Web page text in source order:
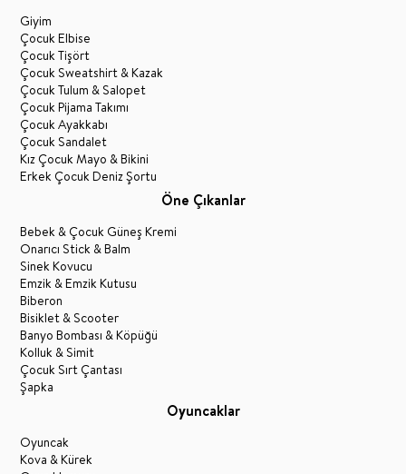
Giyim
Çocuk Elbise
Çocuk Tişört
Çocuk Sweatshirt & Kazak
Çocuk Tulum & Salopet
Çocuk Pijama Takımı
Çocuk Ayakkabı
Çocuk Sandalet
Kız Çocuk Mayo & Bikini
Erkek Çocuk Deniz Şortu
Öne Çıkanlar
Bebek & Çocuk Güneş Kremi
Onarıcı Stick & Balm
Sinek Kovucu
Emzik & Emzik Kutusu
Biberon
Bisiklet & Scooter
Banyo Bombası & Köpüğü
Kolluk & Simit
Çocuk Sırt Çantası
Şapka
Oyuncaklar
Oyuncak
Kova & Kürek